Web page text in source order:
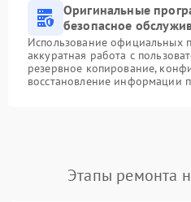
Оригинальные
безопасное
Использование официальных
аккуратная работа с
резервное копирование,
восстановление информации
Этапы ремонта